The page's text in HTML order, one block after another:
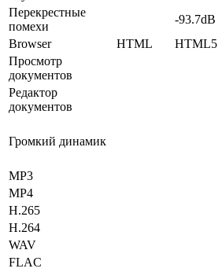
Перекрестные
помехи
-93.7dB
Browser
HTML HTML5
Просмотр
документов
Редактор
документов
Громкий динамик
MP3
MP4
H.265
H.264
WAV
FLAC